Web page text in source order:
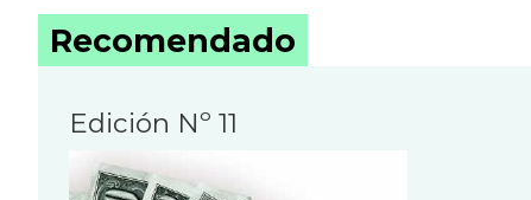
Recomendado
Edición Nº 11